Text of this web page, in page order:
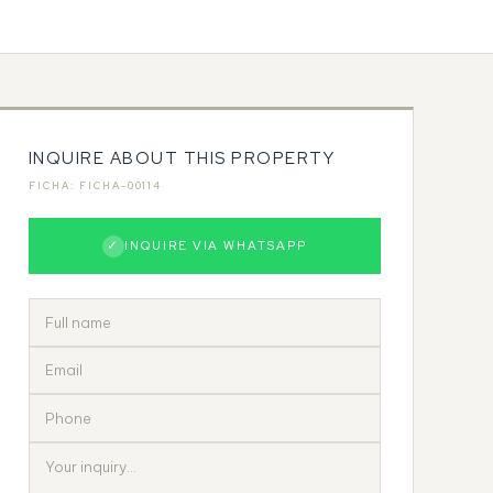
INQUIRE ABOUT THIS PROPERTY
FICHA: FICHA-00114
✓ INQUIRE VIA WHATSAPP